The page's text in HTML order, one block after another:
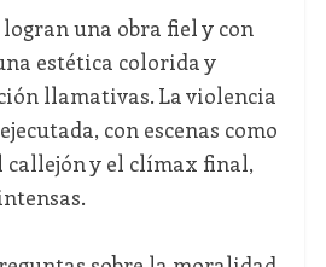
una obra fiel y con
estética colorida y
llamativas. La violencia
con escenas como
callejón y el clímax final,